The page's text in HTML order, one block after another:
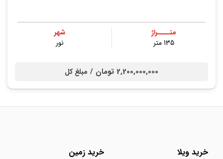
متــــراژ
135 متر
شهر
نور
2,200,000,000 تومان / مبلغ کل
خرید ویلا خرید زمین